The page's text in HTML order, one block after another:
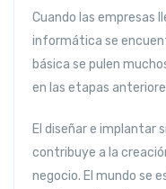
Cuando las empresas
informática se
básica se pulen
en las etapas
El diseñar e implantar
contribuye a la
negocio. El mundo se